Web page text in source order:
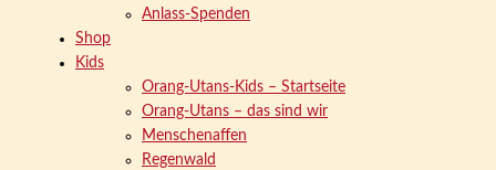
Anlass-Spenden
Shop
Kids
Orang-Utans-Kids – Startseite
Orang-Utans – das sind wir
Menschenaffen
Regenwald